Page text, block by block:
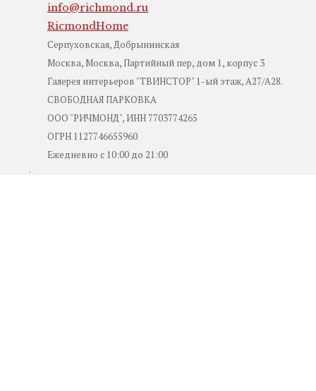
info@richmond.ru
RicmondHome
Серпуховская, Добрынинская
Москва, Москва, Партийный пер, дом 1, корпус 3
Галерея интерьеров "ТВИНСТОР" 1-ый этаж, А27/А28.
СВОБОДНАЯ ПАРКОВКА
ООО "РИЧМОНД", ИНН 7703774265
ОГРН 1127746655960
Ежедневно с 10:00 до 21:00